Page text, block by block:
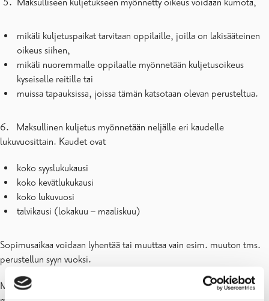
mikäli kuljetuspaikat tarvitaan oppilaille, joilla on lakisääteinen
oikeus siihen,
mikäli nuoremmalle oppilaalle myönnetään kuljetusoikeus
kyseiselle reitille tai
muissa tapauksissa, joissa tämän katsotaan olevan perusteltua.
6. Maksullinen kuljetus myönnetään neljälle eri kaudelle
lukuvuosittain. Kaudet ovat
koko syyslukukausi
koko kevätlukukausi
koko lukuvuosi
talvikausi (lokakuu – maaliskuu)
Sopimusaikaa voidaan lyhentää tai muuttaa vain esim. muuton tms.
perustellun syyn vuoksi.
Maksullisten kuljetusten järjestämiseksi ei tehdä lisäyksiä tai